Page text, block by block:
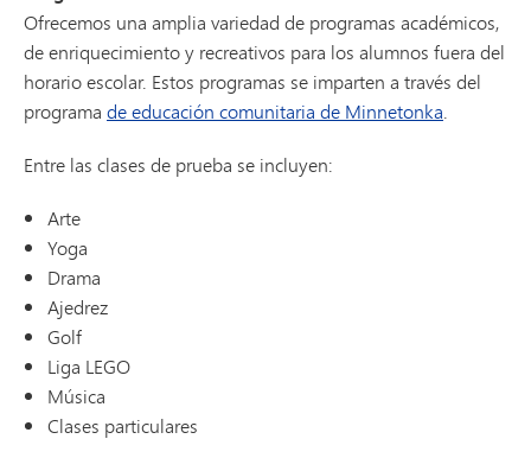
Ofrecemos una amplia variedad de programas académicos,
de enriquecimiento y recreativos para los alumnos fuera del
horario escolar. Estos programas se imparten a través del
programa de educación comunitaria de Minnetonka
Entre las clases de prueba se incluyen:
Arte
Yoga
Drama
Ajedrez
Golf
Liga LEGO
Música
Clases particulares